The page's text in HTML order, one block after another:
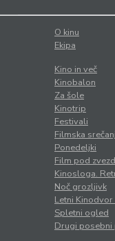
O kinu
Ekipa
Kino in več
Kinobalon
Za šole
Kinotrip
Festivali
Filmska
Ponedeljki
Film pod
Kinosloga.
Noč grozljivk
Letni
Spletni ogled
Drugi